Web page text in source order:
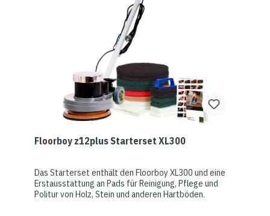
Floorboy z12plus Starterset XL300
Das Starterset enthält den Floorboy XL300 und eine
Erstausstattung an Pads für Reinigung, Pflege und
Politur von Holz, Stein und anderen Hartböden.